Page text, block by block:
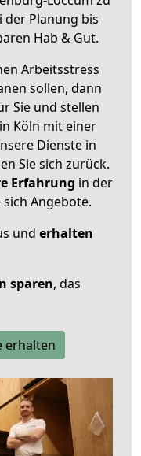
der Planung bis
Hab & Gut.
Arbeitsstress
sollen, dann
Sie und stellen
in Köln mit einer
Dienste in
Sie sich zurück.
Erfahrung in der
Angebote.
und erhalten
sparen, das
erhalten